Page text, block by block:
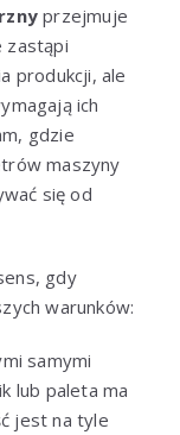
przejmuje
zastąpi
produkcji, ale
ich
gdzie
maszyny
się od
gdy
warunków:
samymi
lub paleta ma
jest na tyle